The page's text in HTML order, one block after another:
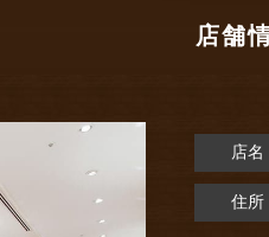
店舗
店名
住所